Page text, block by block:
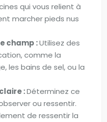
qui vous relient à
marcher pieds nus
champ :Utilisez des
comme la
les bains de sel, ou la
:Déterminez ce
ou ressentir.
de ressentir la